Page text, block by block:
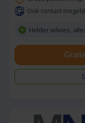
Ook contact
Helder advies,